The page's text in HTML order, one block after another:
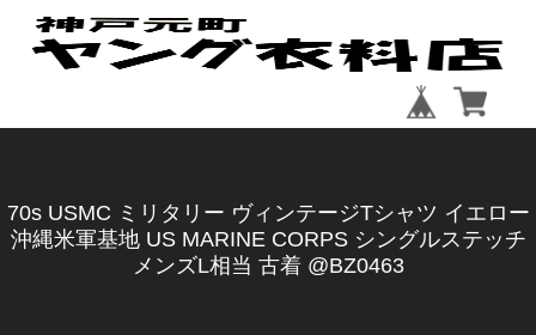
70s USMC ミリタリー ヴィンテージTシャツ イエロー
沖縄米軍基地 US MARINE CORPS シングルステッチ
メンズL相当 古着 @BZ0463